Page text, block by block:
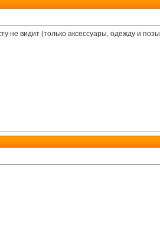
не видит (только аксессуары, одежду и